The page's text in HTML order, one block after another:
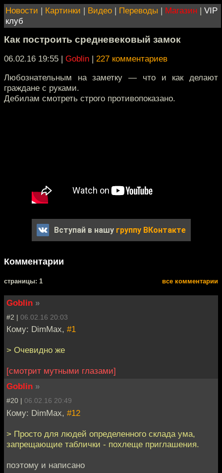
Новости | Картинки | Видео | Переводы | Магазин | VIP
клуб
Как построить средневековый замок
06.02.16 19:55 | Goblin | 227 комментариев
Любознательным на заметку — что и как делают
граждане с руками.
Дебилам смотреть строго противопоказано.
Вступай в нашу группу ВКонтакте
Комментарии
cтраницы: 1 все комментарии
Goblin »
#2 | 06.02.16 20:03
Кому: DimMax, #1
> Очевидно же
[смотрит мутными глазами]
Goblin »
#20 | 06.02.16 20:49
Кому: DimMax, #12
> Просто для людей определенного склада ума,
запрещающие таблички - похлеще приглашения.
поэтому и написано